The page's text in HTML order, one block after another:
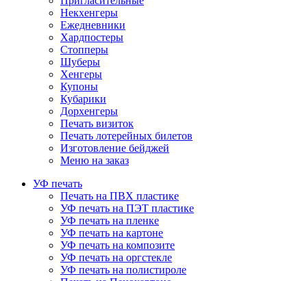
Некхенгеры
Ежедневники
Хардпостеры
Стопперы
Шуберы
Хенгеры
Купоны
Кубарики
Дорхенгеры
Печать визиток
Печать лотерейных билетов
Изготовление бейджей
Меню на заказ
УФ печать
Печать на ПВХ пластике
УФ печать на ПЭТ пластике
УФ печать на пленке
УФ печать на картоне
УФ печать на композите
УФ печать на оргстекле
УФ печать на полистироле